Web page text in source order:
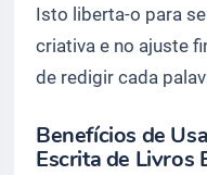
Isto liberta-o para
criativa e no ajuste
de redigir cada
Benefícios de
Escrita de Livros